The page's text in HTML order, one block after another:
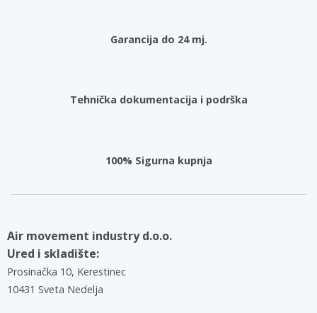
Garancija do 24 mj.
Tehnička dokumentacija i podrška
100% Sigurna kupnja
Air movement industry d.o.o.
Ured i skladište:
Prosinačka 10, Kerestinec
10431 Sveta Nedelja